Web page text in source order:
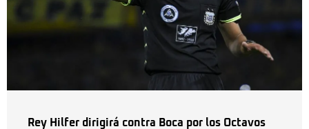
Rey Hilfer dirigirá contra Boca por los Octavos